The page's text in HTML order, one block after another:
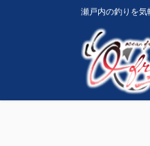
瀬戸内の釣りを気